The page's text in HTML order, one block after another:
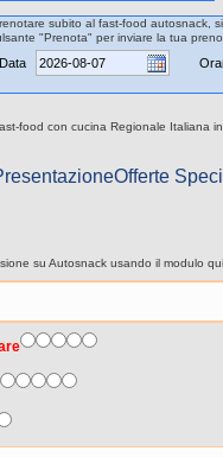
subito al fast-food autosnack,
"Prenota" per inviare la tua
Data
food con cucina Regionale Italiana
Offerte
su Autosnack usando il modulo qui